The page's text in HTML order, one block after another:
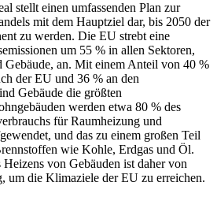
stellt einen umfassenden Plan zur
mit dem Hauptziel dar, bis 2050 der
zu werden. Die EU strebt eine
um 55 % in allen Sektoren,
Gebäude, an. Mit einem Anteil von 40 %
der EU und 36 % an den
Gebäude die größten
werden etwa 80 % des
für Raumheizung und
und das zu einem großen Teil
wie Kohle, Erdgas und Öl.
von Gebäuden ist daher von
um die Klimaziele der EU zu erreichen.